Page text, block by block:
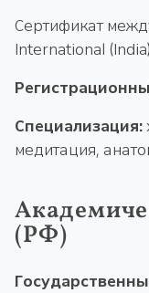
Сертификат
International
Специализация:
медитация,
(РФ)